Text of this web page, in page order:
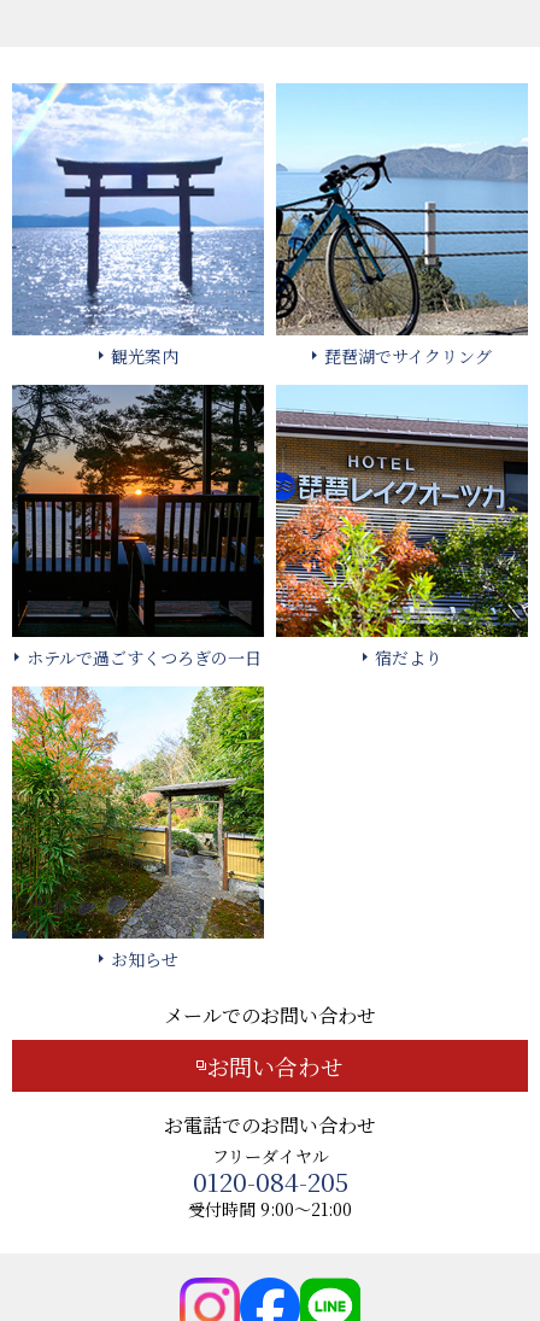
観光案内 琵琶湖でサイクリング
ホテルで過ごすくつろぎの一日 宿だより
お知らせ
メールでのお問い合わせ
お問い合わせ
お電話でのお問い合わせ
フリーダイヤル
0120-084-205
受付時間 9:00～21:00